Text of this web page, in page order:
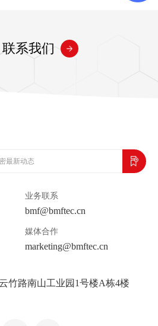
联系我们
业务联系
bmf@bmftec.cn
媒体合作
marketing@bmftec.cn
竹路南山工业园1号楼A栋4楼